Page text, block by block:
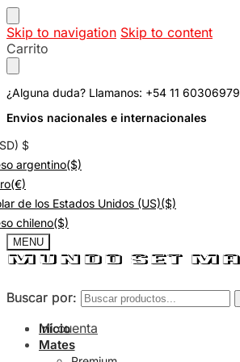
Skip to navigation Skip to content
Carrito
¿Alguna duda? Llamanos: +54 11 60306979
Envios nacionales e internacionales
$
argentino($)
(€)
de los Estados Unidos (US)($)
chileno($)
MENU
Buscar por:
Mi cuenta
Buscar por:
Inicio
Mates